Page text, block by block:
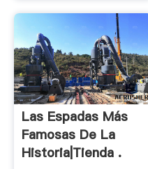
Las Espadas Más
Famosas De La
Historia|Tienda .